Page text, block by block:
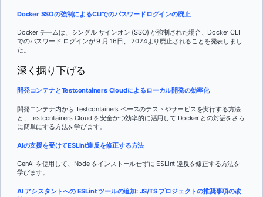
Docker SSOの強制によるCLIでのパスワードログインの廃止
Docker チームは、シングル サインオン (SSO) が強制された場合、Docker CLI
でのパスワード ログインが 9 月 16日、 2024より廃止されることを発表しまし
た。
深く掘り下げる
開発コンテナとTestcontainers Cloudによるローカル開発の効率化
開発コンテナ内から Testcontainers ベースのテストやサービスを実行する方法
と、Testcontainers Cloud を安全かつ効率的に活用して Docker との対話をさら
に簡単にする方法を学びます。
AIの支援を受けてESLint違反を修正する方法
GenAI を使用して、Node をインストールせずに ESLint 違反を修正する方法を
学びます。
AI アシスタントへの ESLint ツールの追加: JS/TS プロジェクトの推奨事項の改